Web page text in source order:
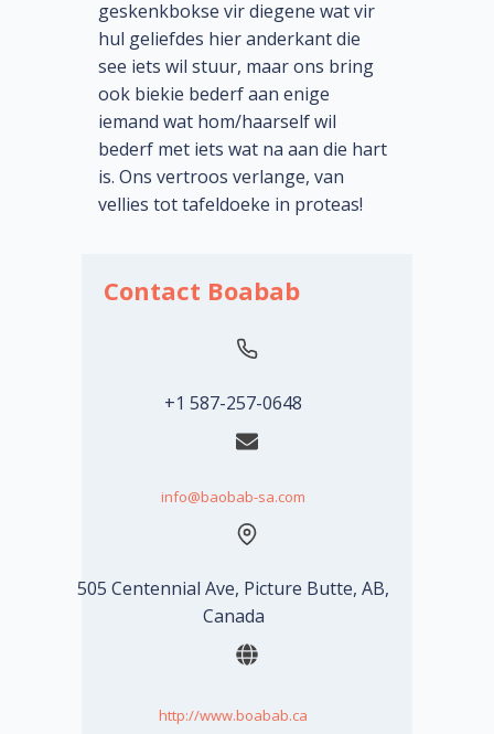
geskenkbokse vir diegene wat vir
hul geliefdes hier anderkant die
see iets wil stuur, maar ons bring
ook biekie bederf aan enige
iemand wat hom/haarself wil
bederf met iets wat na aan die hart
is. Ons vertroos verlange, van
vellies tot tafeldoeke in proteas!
Contact Boabab
+1 587-257-0648
info@baobab-sa.com
505 Centennial Ave, Picture Butte, AB,
Canada
http://www.boabab.ca